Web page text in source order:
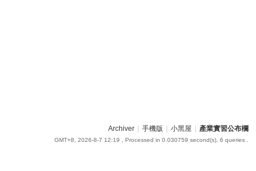
Archiver 手機版 小黑屋 產業實習公布欄
GMT+8, 2026-8-7 12:19 , Processed in 0.030759 second(s), 6 queries .